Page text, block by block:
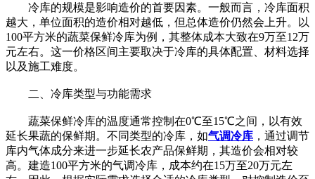
冷库的规模是影响造价的首要因素。一般而言，冷库面积
越大，单位面积的造价相对越低，但总体造价仍然会上升。以
100平方米的蔬菜保鲜冷库为例，其整体成本大致在9万至12万
元左右。这一价格区间主要取决于冷库的具体配置、材料选择
以及施工难度。
二、冷库类型与功能需求
蔬菜保鲜冷库的温度通常控制在0℃至15℃之间，以有效
延长果蔬的保鲜期。不同类型的冷库，如气调冷库 ，通过调节
库内气体成分来进一步延长农产品保鲜期，其造价会相对较
高。建造100平方米的气调冷库，成本约在15万至20万元左